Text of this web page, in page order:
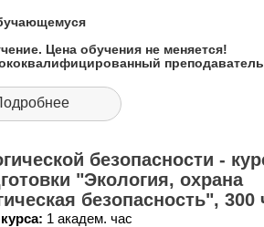
Цена обучения не меняется!
преподаватель
безопасности -
"Экология, охрана
безопасность", 300
1 академ. час